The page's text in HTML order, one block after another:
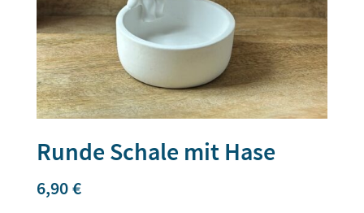
Runde Schale mit Hase
6,90€